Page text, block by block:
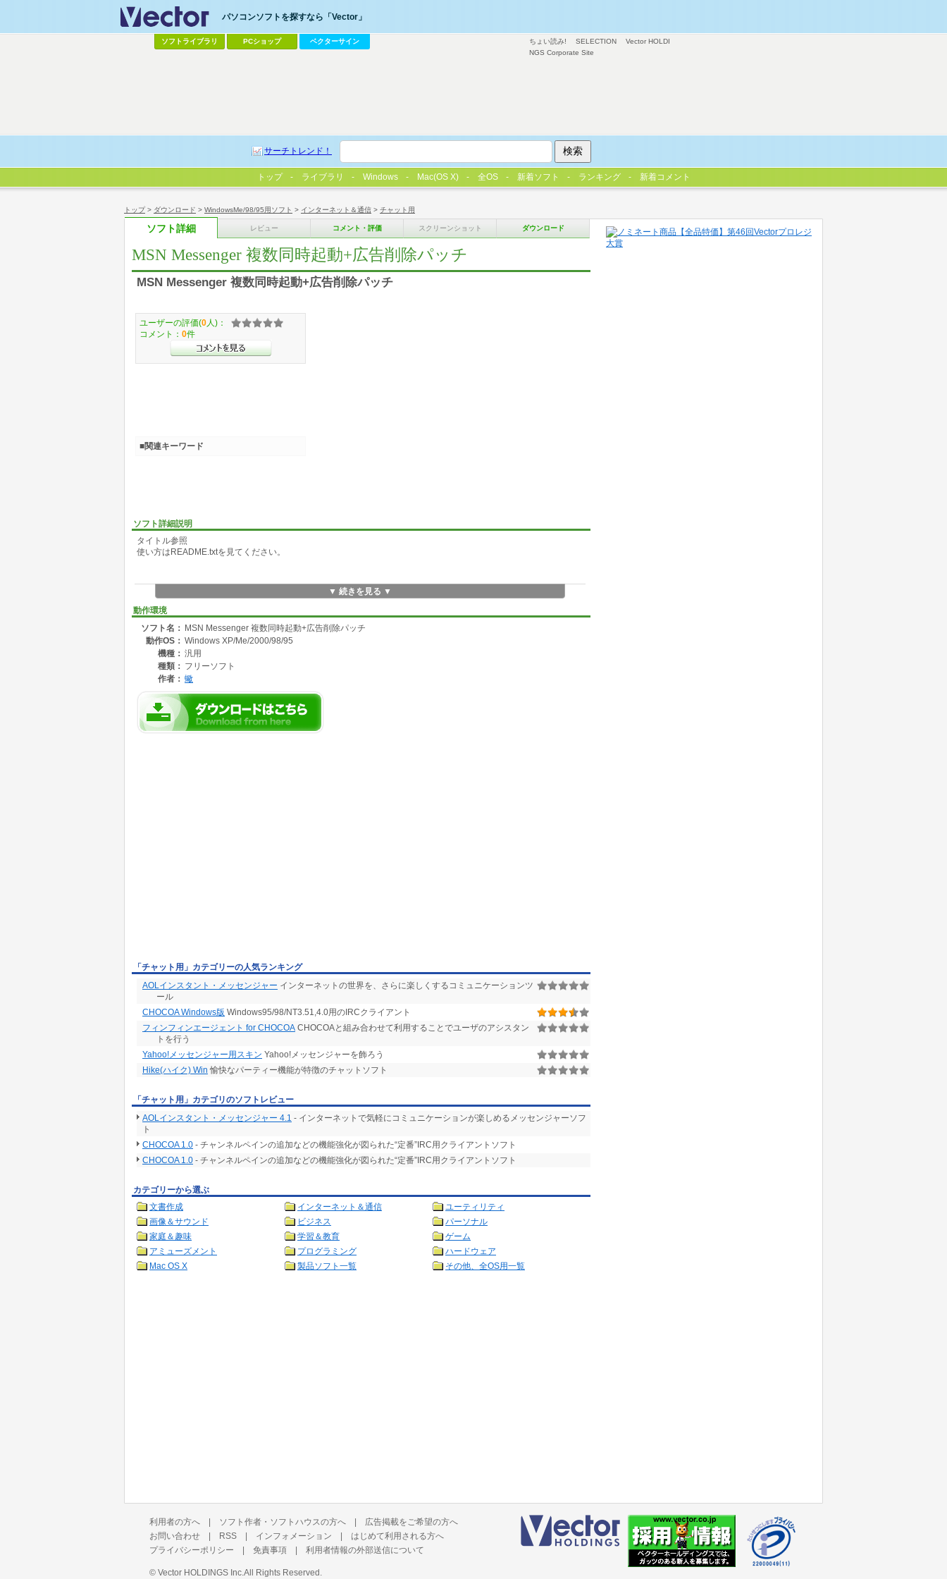
トップ> ダウンロード > WindowsMe/98/95用ソフト > インターネット＆通信 > チャット用
ソフト詳細 レビュー コメント・評価 スクリーンショット ダウンロード
MSN Messenger 複数同時起動+広告削除パッチ
MSN Messenger 複数同時起動+広告削除パッチ
ソフト詳細説明
タイトル参照
使い方はREADME.txtを見てください。
▼ 続きを見る ▼
動作環境
ソフト名： MSN Messenger 複数同時起動+広告削除パッチ
動作OS： Windows XP/Me/2000/98/95
機種： 汎用
種類： フリーソフト
作者： 蠍
ユーザーの評価(0 人)：
コメント： 0件
■関連キーワード
「チャット用」カテゴリーの人気ランキング
AOLインスタント・メッセンジャー インターネットの世界を、さらに楽しくするコミュニケーションツ
ール
CHOCOA Windows版 Windows95/98/NT3.51,4.0用のIRCクライアント
フィンフィンエージェント for CHOCOA CHOCOAと組み合わせて利用することでユーザのアシスタン
トを行う
Yahoo!メッセンジャー用スキン Yahoo!メッセンジャーを飾ろう
Hike(ハイク) Win 愉快なパーティー機能が特徴のチャットソフト
「チャット用」カテゴリのソフトレビュー
AOLインスタント・メッセンジャー 4.1 - インターネットで気軽にコミュニケーションが楽しめるメッセンジャーソフ
ト
CHOCOA 1.0 - チャンネルペインの追加などの機能強化が図られた“定番”IRC用クライアントソフト
CHOCOA 1.0 - チャンネルペインの追加などの機能強化が図られた“定番”IRC用クライアントソフト
カテゴリーから選ぶ
文書作成
インターネット＆通信
ユーティリティ
画像＆サウンド
ビジネス
パーソナル
家庭＆趣味
学習＆教育
ゲーム
アミューズメント
プログラミング
ハードウェア
Mac OS X
製品ソフト一覧 その他、全OS用一覧
ちょい読み! SELECTION
Vector HOLDI
NGS Corporate Site
パソコンソフトを探すなら「Vector」
ソフトライブラリ PCショップ ベクターサイン
サーチトレンド！
トップ ライブラリ Windows Mac(OS X) 全OS 新着ソフト ランキング 新着コメント
利用者の方へ | ソフト作者・ソフトハウスの方へ | 広告掲載をご希望の方へ
お問い合わせ | RSS | インフォメーション | はじめて利用される方へ
プライバシーポリシー | 免責事項 | 利用者情報の外部送信について
© Vector HOLDINGS Inc. All Rights Reserved.